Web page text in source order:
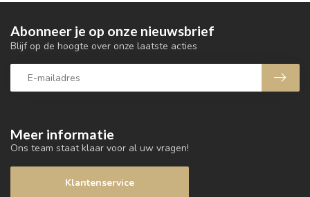
Meer informatie
Ons team staat klaar voor al uw vragen!
Klantenservice
Abonneer je op onze nieuwsbrief
Blijf op de hoogte over onze laatste acties